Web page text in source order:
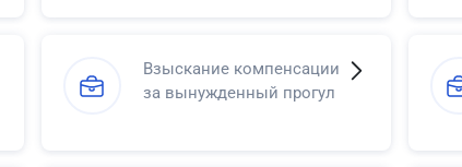
Взыскание компенсации
за вынужденный прогул